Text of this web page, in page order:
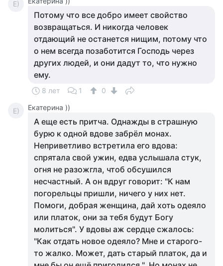
Е)
Потому что все добро имеет свойство
возвращаться. И никогда человек
отдающий не останется нищим, потому что
о нем всегда позаботится Господь через
других людей, и они дадут то, что нужно
ему.
8 лет 1 0
Е) Екатерина ))
А еще есть притча. Однажды в страшную
бурю к одной вдове забрёл монах.
Неприветливо встретила его вдова:
спрятала свой ужин, едва услышала стук,
огня не разожгла, чтоб обсушился
несчастный. А он вдруг говорит: "К нам
погорельцы пришли, ничего у них нет.
Помоги, добрая женщина, дай хоть одеяло
или платок, они за тебя будут Богу
молиться". У вдовы аж сердце сжалось:
"Как отдать новое одеяло? Мне и старого-
то жалко. Может, дать старый платок, да и